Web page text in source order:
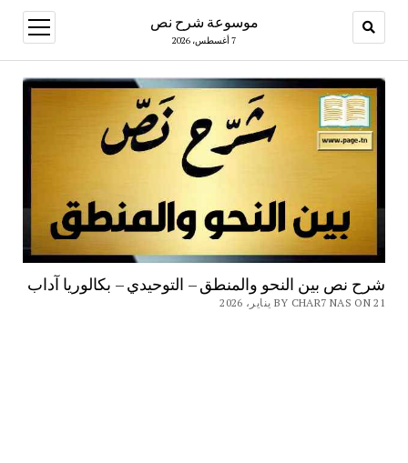
موسوعة شرح نص
7 أغسطس، 2026
open
menu
شرح نص بين النحو والمنطق – التوحيدي – بكالوريا آداب
BY CHAR7 NAS ON 21 يناير، 2026